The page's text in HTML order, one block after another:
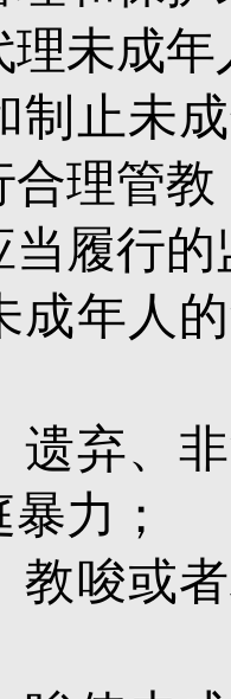
理未成
制止未
合理管教
当履行
年人的
遗弃、
力；
教唆或